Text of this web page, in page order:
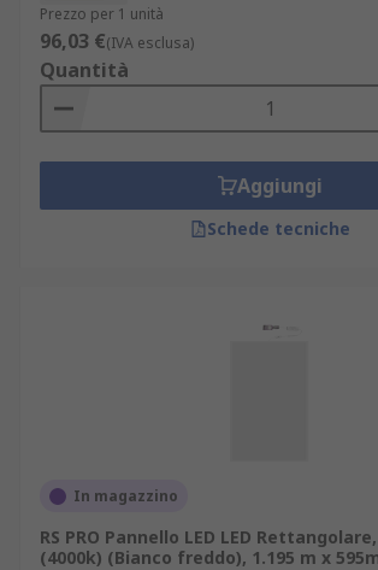
Prezzo per 1 unità
96,03 €(IVA esclusa)
Quantità
Aggiungi
Schede tecniche
In magazzino
RS PRO Pannello LED LED Rettangolare,
(4000k) (Bianco freddo), 1.195 m x